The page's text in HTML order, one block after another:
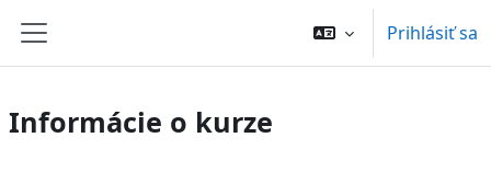
Bočný panel
Prihlásiť sa
Informácie o kurze